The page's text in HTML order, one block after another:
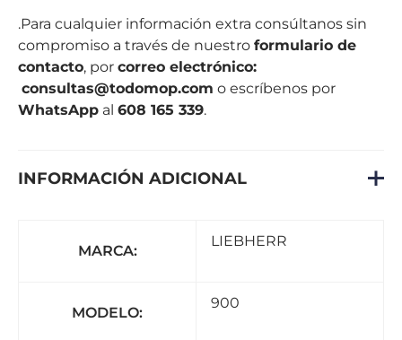
.Para cualquier información extra consúltanos sin
compromiso a través de nuestro formulario de
contacto, por correo electrónico:
consultas@todomop.com o escríbenos por
WhatsApp al 608 165 339.
INFORMACIÓN ADICIONAL
MARCA:
LIEBHERR
MODELO:
900